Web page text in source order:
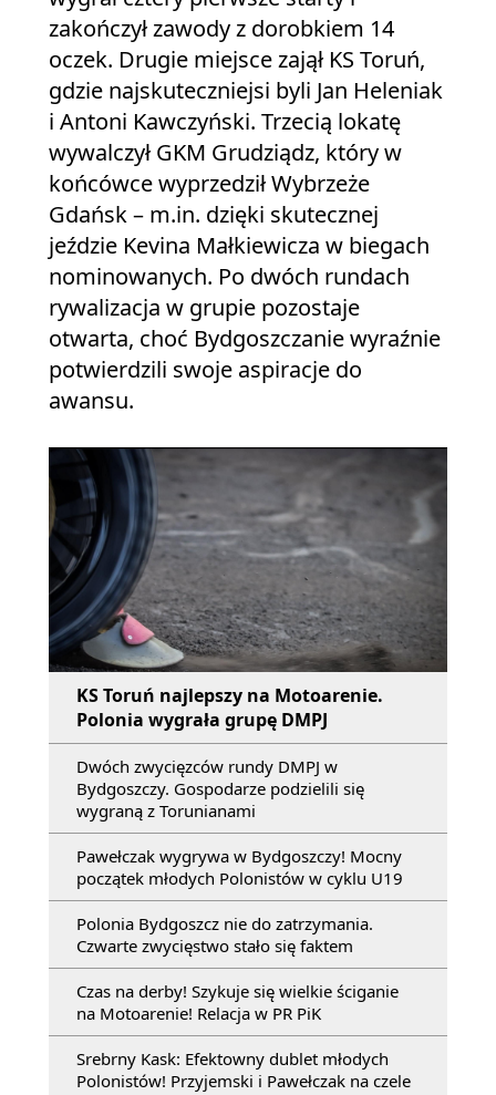
zakończył zawody z dorobkiem 14
oczek. Drugie miejsce zajął KS Toruń,
gdzie najskuteczniejsi byli Jan Heleniak
i Antoni Kawczyński. Trzecią lokatę
wywalczył GKM Grudziądz, który w
końcówce wyprzedził Wybrzeże
Gdańsk – m.in. dzięki skutecznej
jeździe Kevina Małkiewicza w biegach
nominowanych. Po dwóch rundach
rywalizacja w grupie pozostaje
otwarta, choć Bydgoszczanie wyraźnie
potwierdzili swoje aspiracje do
awansu.
KS Toruń najlepszy na Motoarenie.
Polonia wygrała grupę DMPJ
Dwóch zwycięzców rundy DMPJ w
Bydgoszczy. Gospodarze podzielili się
wygraną z Torunianami
Pawełczak wygrywa w Bydgoszczy! Mocny
początek młodych Polonistów w cyklu U19
Polonia Bydgoszcz nie do zatrzymania.
Czwarte zwycięstwo stało się faktem
Czas na derby! Szykuje się wielkie ściganie
na Motoarenie! Relacja w PR PiK
Srebrny Kask: Efektowny dublet młodych
Polonistów! Przyjemski i Pawełczak na czele